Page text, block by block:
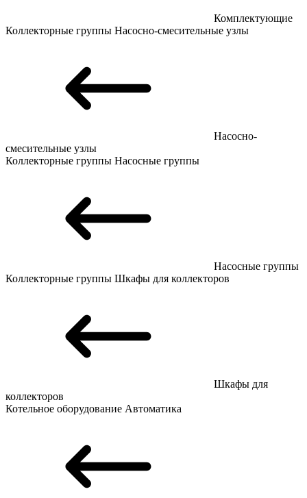
Комплектующие
Коллекторные группы Насосно-смесительные узлы
Насосно-
смесительные узлы
Коллекторные группы Насосные группы
Насосные группы
Коллекторные группы Шкафы для коллекторов
Шкафы для
коллекторов
Котельное оборудование Автоматика